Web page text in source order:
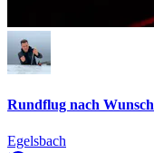
Rundflug nach Wunsch
Egelsbach